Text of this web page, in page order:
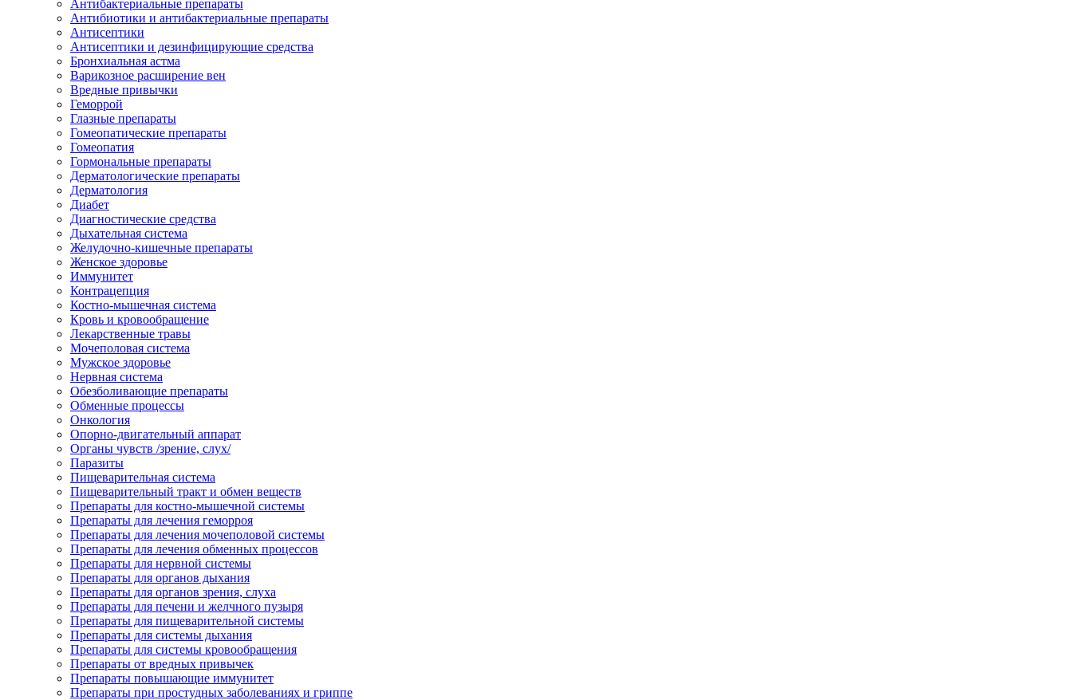
Антибактериальные препараты
Антибиотики и антибактериальные препараты
Антисептики
Антисептики и дезинфицирующие средства
Бронхиальная астма
Варикозное расширение вен
Вредные привычки
Геморрой
Глазные препараты
Гомеопатические препараты
Гомеопатия
Гормональные препараты
Дерматологические препараты
Дерматология
Диабет
Диагностические средства
Дыхательная система
Желудочно-кишечные препараты
Женское здоровье
Иммунитет
Контрацепция
Костно-мышечная система
Кровь и кровообращение
Лекарственные травы
Мочеполовая система
Мужское здоровье
Нервная система
Обезболивающие препараты
Обменные процессы
Онкология
Опорно-двигательный аппарат
Органы чувств /зрение, слух/
Паразиты
Пищеварительная система
Пищеварительный тракт и обмен веществ
Препараты для костно-мышечной системы
Препараты для лечения геморроя
Препараты для лечения мочеполовой системы
Препараты для лечения обменных процессов
Препараты для нервной системы
Препараты для органов дыхания
Препараты для органов зрения, слуха
Препараты для печени и желчного пузыря
Препараты для пищеварительной системы
Препараты для системы дыхания
Препараты для системы кровообращения
Препараты от вредных привычек
Препараты повышающие иммунитет
Препараты при простудных заболеваниях и гриппе